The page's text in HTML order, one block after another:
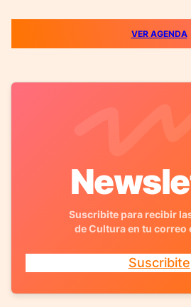
VER AGENDA
Suscribite para recibir
de Cultura en tu correo
Suscribite